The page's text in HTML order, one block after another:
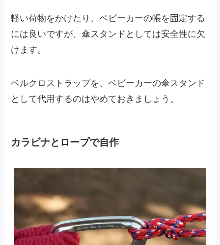
軽い荷物をかけたり、ベビーカーの帳を固定する
には良いですが、傘スタンドとしては安全性に欠
けます。
ベルクロストラップを、ベビーカーの傘スタンド
として代用するのはやめておきましょう。
カラビナとロープで自作